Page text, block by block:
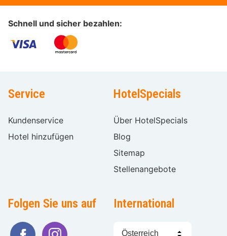
Schnell und sicher bezahlen:
Service
Kundenservice
Hotel hinzufügen
HotelSpecials
Über HotelSpecials
Blog
Sitemap
Stellenangebote
Folgen Sie uns auf International
Sprache